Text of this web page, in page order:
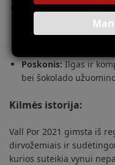
Skonis:Sodrus ir
puikiai subalansuotu
persipina su
Poskonis:Ilgas ir
bei šokolado
Kilmės istorija:
Vall Por 2021 gimsta iš
dirvožemiais ir
kurios suteikia vynui